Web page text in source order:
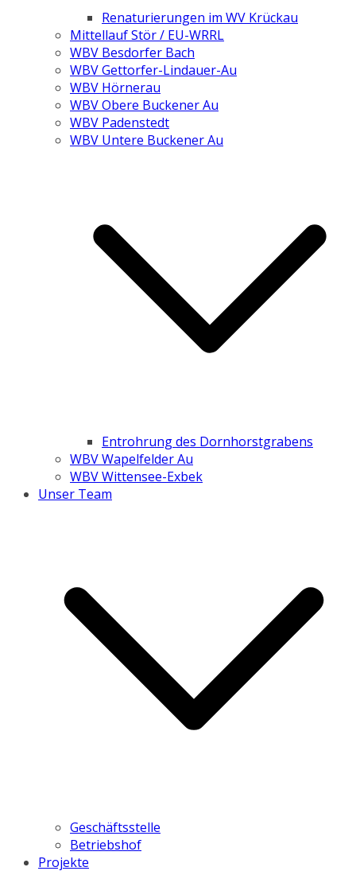
Renaturierungen im WV Krückau
Mittellauf Stör / EU-WRRL
WBV Besdorfer Bach
WBV Gettorfer-Lindauer-Au
WBV Hörnerau
WBV Obere Buckener Au
WBV Padenstedt
WBV Untere Buckener Au
Entrohrung des Dornhorstgrabens
WBV Wapelfelder Au
WBV Wittensee-Exbek
Unser Team
Geschäftsstelle
Betriebshof
Projekte